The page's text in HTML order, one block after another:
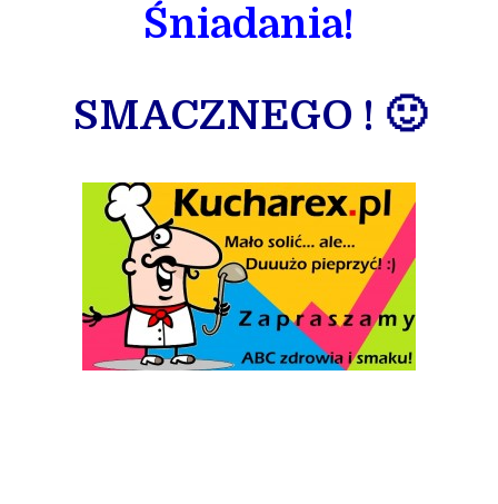
Śniadania!
SMACZNEGO ! 🙂